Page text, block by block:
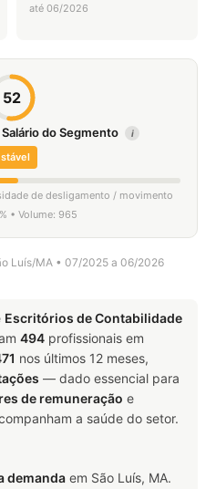
até 06/2026
52
do Segmento i
de desligamento / movimento
• Volume: 965
Luís/MA • 07/2025 a 06/2026
Escritórios de Contabilidade
494 profissionais em
nos últimos 12 meses,
— dado essencial para
de remuneração e
a saúde do setor.
demanda em São Luís, MA.